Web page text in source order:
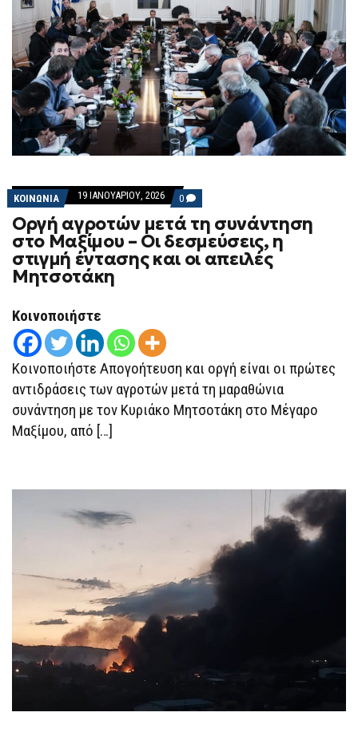
ΚΟΙΝΩΝΙΑ 19 ΙΑΝΟΥΑΡΊΟΥ, 2026 0 COMMENTS
ON
ΟΡΓΉ
ΑΓΡΟΤΏΝ
ΜΕΤΆ
ΤΗ
ΈΝΤΑΣΗΣ
ΚΑΙ
ΟΙ
ΑΠΕΙΛΈΣ
ΜΗΤΣΟΤΆΚΗ
Οργή αγροτών μετά τη συνάντηση
στο Μαξίμου – Οι δεσμεύσεις, η
στιγμή έντασης και οι απειλές
Μητσοτάκη
Κοινοποιήστε
Κοινοποιήστε Απογοήτευση και οργή είναι οι πρώτες
αντιδράσεις των αγροτών μετά τη μαραθώνια
συνάντηση με τον Κυριάκο Μητσοτάκη στο Μέγαρο
Μαξίμου, από […]